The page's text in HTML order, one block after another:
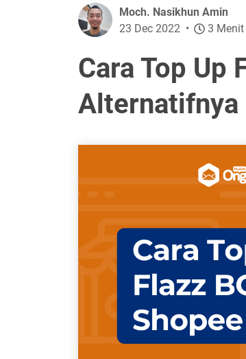
Cara Top Up
Alternatifnya
Moch. Nasikhun Amin
23 Dec 2022
3 Menit